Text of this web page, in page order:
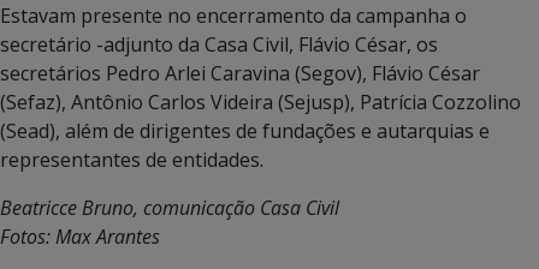
Estavam presente no encerramento da campanha o
secretário -adjunto da Casa Civil, Flávio César, os
secretários Pedro Arlei Caravina (Segov), Flávio César
(Sefaz), Antônio Carlos Videira (Sejusp), Patrícia Cozzolino
(Sead), além de dirigentes de fundações e autarquias e
representantes de entidades.
Beatricce Bruno, comunicação Casa Civil
Fotos: Max Arantes